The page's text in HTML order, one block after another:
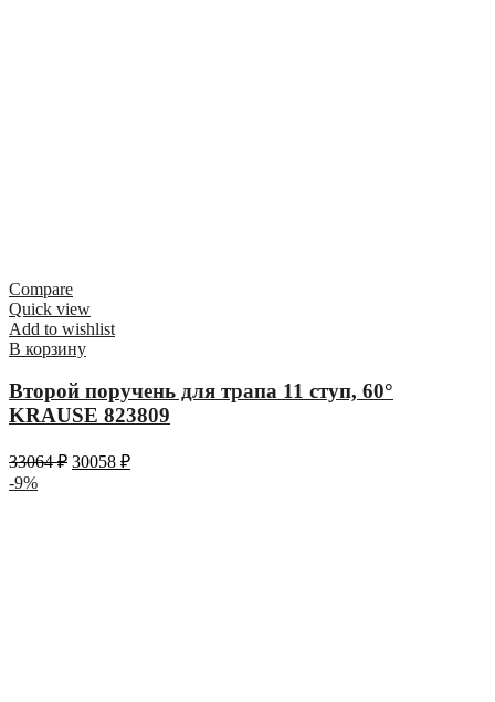
Compare
Quick view
Add to wishlist
В корзину
Второй поручень для трапа 11 ступ, 60°
KRAUSE 823809
33064₽ 30058 ₽
-9%